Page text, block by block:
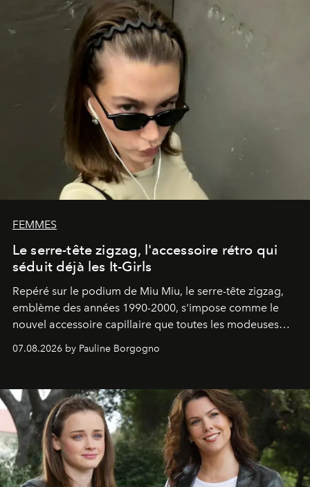
FEMMES
Le serre-tête zigzag, l'accessoire rétro qui
séduit déjà les It-Girls
Repéré sur le podium de Miu Miu, le serre-tête zigzag,
emblème des années 1990-2000, s'impose comme le
nouvel accessoire capillaire que toutes les modeuses
s'arrachent déjà.
07.08.2026 by Pauline Borgogno